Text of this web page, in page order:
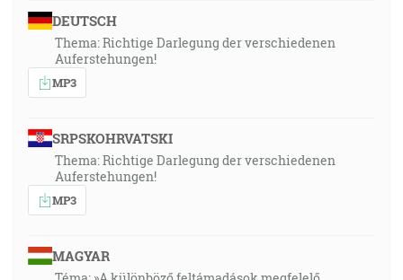
DEUTSCH
Thema: Richtige Darlegung der verschiedenen
Auferstehungen!
MP3
SRPSKOHRVATSKI
Thema: Richtige Darlegung der verschiedenen
Auferstehungen!
MP3
MAGYAR